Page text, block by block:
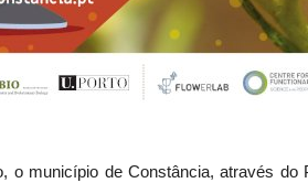
o município de Constância, através do